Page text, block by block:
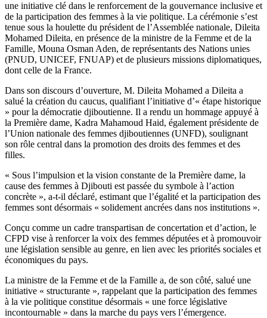
une initiative clé dans le renforcement de la gouvernance inclusive et
de la participation des femmes à la vie politique. La cérémonie s’est
tenue sous la houlette du président de l’Assemblée nationale, Dileita
Mohamed Dileita, en présence de la ministre de la Femme et de la
Famille, Mouna Osman Aden, de représentants des Nations unies
(PNUD, UNICEF, FNUAP) et de plusieurs missions diplomatiques,
dont celle de la France.
Dans son discours d’ouverture, M. Dileita Mohamed a Dileita a
salué la création du caucus, qualifiant l’initiative d’« étape historique
» pour la démocratie djiboutienne. Il a rendu un hommage appuyé à
la Première dame, Kadra Mahamoud Haid, également présidente de
l’Union nationale des femmes djiboutiennes (UNFD), soulignant
son rôle central dans la promotion des droits des femmes et des
filles.
« Sous l’impulsion et la vision constante de la Première dame, la
cause des femmes à Djibouti est passée du symbole à l’action
concrète », a-t-il déclaré, estimant que l’égalité et la participation des
femmes sont désormais « solidement ancrées dans nos institutions ».
Conçu comme un cadre transpartisan de concertation et d’action, le
CFPD vise à renforcer la voix des femmes députées et à promouvoir
une législation sensible au genre, en lien avec les priorités sociales et
économiques du pays.
La ministre de la Femme et de la Famille a, de son côté, salué une
initiative « structurante », rappelant que la participation des femmes
à la vie politique constitue désormais « une force législative
incontournable » dans la marche du pays vers l’émergence.